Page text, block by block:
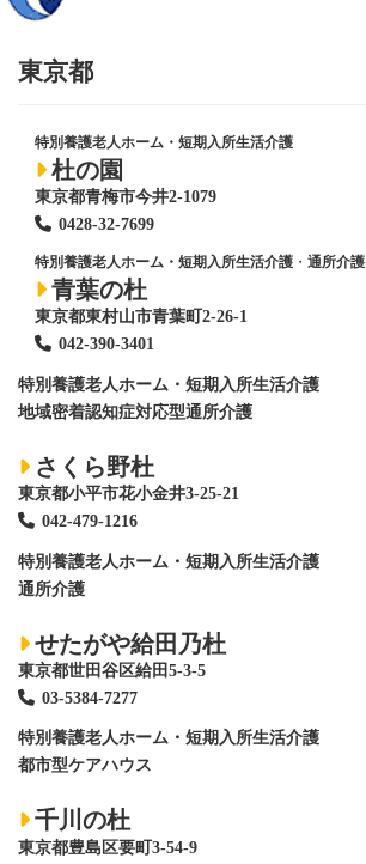
東京都
特別養護老人ホーム・短期入所生活介護
杜の園
東京都青梅市今井2-1079
0428-32-7699
特別養護老人ホーム・短期入所生活介護 ・ 通所介護
青葉の杜
東京都東村山市青葉町2-26-1
042-390-3401
特別養護老人ホーム ・短期入所生活介護
地域密着認知症対応型通所介護
さくら野杜
東京都小平市花小金井3-25-21
042-479-1216
特別養護老人ホーム ・短期入所生活介護
通所介護
せたがや給田乃杜
東京都世田谷区給田5-3-5
03-5384-7277
特別養護老人ホーム ・短期入所生活介護
都市型ケアハウス
千川の杜
東京都豊島区要町3-54-9